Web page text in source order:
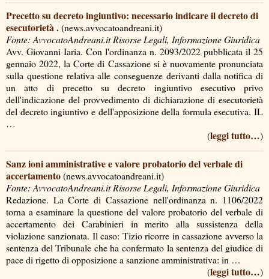
Precetto su decreto ingiuntivo: necessario indicare il decreto di
esecutorietà .(news.avvocatoandreani.it)
Fonte: AvvocatoAndreani.it Risorse Legali, Informazione Giuridica
Avv. Giovanni Iaria. Con l'ordinanza n. 2093/2022 pubblicata il 25
gennaio 2022, la Corte di Cassazione si è nuovamente pronunciata
sulla questione relativa alle conseguenze derivanti dalla notifica di
un atto di precetto su decreto ingiuntivo esecutivo privo
dell'indicazione del provvedimento di dichiarazione di esecutorietà
del decreto ingiuntivo e dell'apposizione della formula esecutiva. IL
…
(leggi tutto…)
Sanz ioni amministrative e valore probatorio del verbale di
accertamento(news.avvocatoandreani.it)
Fonte: AvvocatoAndreani.it Risorse Legali, Informazione Giuridica
Redazione. La Corte di Cassazione nell'ordinanza n. 1106/2022
torna a esaminare la questione del valore probatorio del verbale di
accertamento dei Carabinieri in merito alla sussistenza della
violazione sanzionata. Il caso: Tizio ricorre in cassazione avverso la
sentenza del Tribunale che ha confermato la sentenza del giudice di
pace di rigetto di opposizione a sanzione amministrativa: in …
(leggi tutto…)